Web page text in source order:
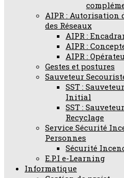
AIPR : Autorisation
des Réseaux
AIPR :
AIPR :
AIPR :
Gestes et postures
Sauveteur
SST :
Initial
SST :
Recyclage
Service Sécurité
Personnes
Sécurité
E.P.I e-Learning
Informatique